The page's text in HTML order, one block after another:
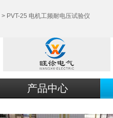
> PVT-25 电机工频耐电压试验仪
产品中心